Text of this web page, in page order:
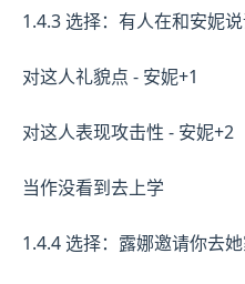
1.4.3 选择：有人在和安妮
对这人礼貌点 - 安妮+1
对这人表现攻击性 - 安妮+2
当作没看到去上学
1.4.4 选择：露娜邀请你去